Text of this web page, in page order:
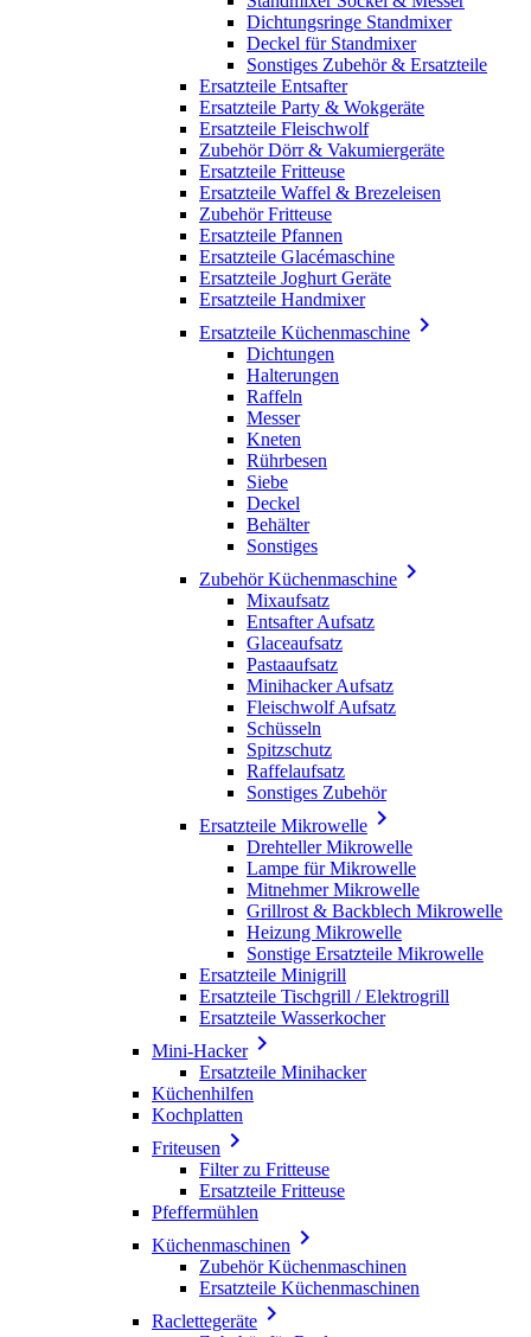
Dichtungsringe Standmixer
Deckel für Standmixer
Sonstiges Zubehör & Ersatzteile
Ersatzteile Entsafter
Ersatzteile Party & Wokgeräte
Ersatzteile Fleischwolf
Zubehör Dörr & Vakumiergeräte
Ersatzteile Fritteuse
Ersatzteile Waffel & Brezeleisen
Zubehör Fritteuse
Ersatzteile Pfannen
Ersatzteile Glacémaschine
Ersatzteile Joghurt Geräte
Ersatzteile Handmixer
Ersatzteile Küchenmaschine 
Dichtungen
Halterungen
Raffeln
Messer
Kneten
Rührbesen
Siebe
Deckel
Behälter
Sonstiges
Zubehör Küchenmaschine 
Mixaufsatz
Entsafter Aufsatz
Glaceaufsatz
Pastaaufsatz
Minihacker Aufsatz
Fleischwolf Aufsatz
Schüsseln
Spitzschutz
Raffelaufsatz
Sonstiges Zubehör
Ersatzteile Mikrowelle 
Drehteller Mikrowelle
Lampe für Mikrowelle
Mitnehmer Mikrowelle
Grillrost & Backblech Mikrowelle
Heizung Mikrowelle
Sonstige Ersatzteile Mikrowelle
Ersatzteile Minigrill
Ersatzteile Tischgrill / Elektrogrill
Ersatzteile Wasserkocher
Mini-Hacker
Ersatzteile Minihacker
Küchenhilfen
Kochplatten
Friteusen 
Filter zu Fritteuse
Ersatzteile Fritteuse
Pfeffermühlen
Küchenmaschinen 
Zubehör Küchenmaschinen
Ersatzteile Küchenmaschinen
Raclettegeräte 